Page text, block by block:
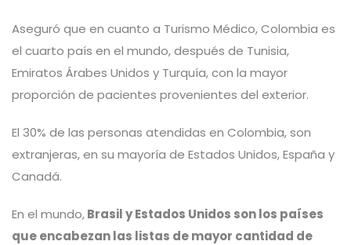
Aseguró que en cuanto a Turismo Médico, Colombia es
el cuarto país en el mundo, después de Tunisia,
Emiratos Árabes Unidos y Turquía, con la mayor
proporción de pacientes provenientes del exterior.
El 30% de las personas atendidas en Colombia, son
extranjeras, en su mayoría de Estados Unidos, España y
Canadá.
En el mundo,Brasil y Estados Unidos son los países
que encabezan las listas de mayor cantidad de